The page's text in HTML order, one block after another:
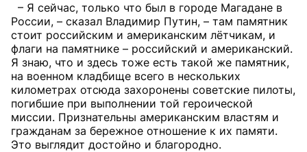
– Я сейчас, только что был в городе Магадане в
России, – сказал Владимир Путин, – там памятник
стоит российским и американским лётчикам, и
флаги на памятнике – российский и американский.
Я знаю, что и здесь тоже есть такой же памятник,
на военном кладбище всего в нескольких
километрах отсюда захоронены советские пилоты,
погибшие при выполнении той героической
миссии. Признательны американским властям и
гражданам за бережное отношение к их памяти.
Это выглядит достойно и благородно.